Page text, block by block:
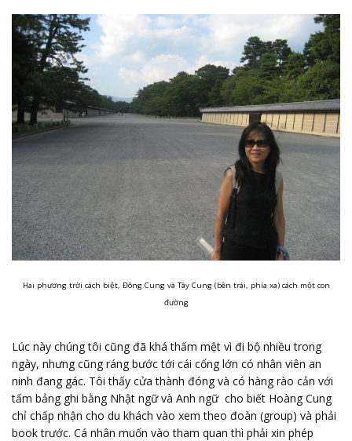
Hai phương trời cách biệt, Đông Cung và Tây Cung (bên trái, phía xa) cách một con
đường
Lúc này chúng tôi cũng đã khá thấm mệt vì đi bộ nhiều trong
ngày, nhưng cũng ráng bước tới cái cổng lớn có nhân viên an
ninh đang gác. Tôi thấy cửa thành đóng và có hàng rào cản với
tấm bảng ghi bằng Nhật ngữ và Anh ngữ cho biết Hoàng Cung
chỉ chấp nhận cho du khách vào xem theo đoàn (group) và phải
book trước. Cá nhân muốn vào tham quan thì phải xin phép